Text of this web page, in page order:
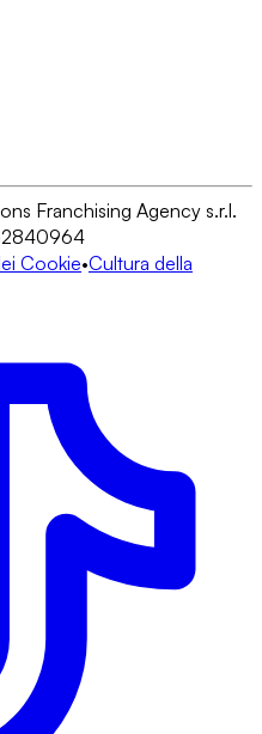
Franchising Agency s.r.l.
Cookie•Cultura della